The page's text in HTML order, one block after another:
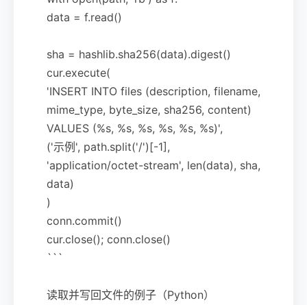
data = f.read()
sha = hashlib.sha256(data).digest()
cur.execute(
'INSERT INTO files (description, filename,
mime_type, byte_size, sha256, content)
VALUES (%s, %s, %s, %s, %s, %s)',
('示例', path.split('/')[-1],
'application/octet-stream', len(data), sha,
data)
)
conn.commit()
cur.close(); conn.close()
```
读取并写回文件的例子（Python）